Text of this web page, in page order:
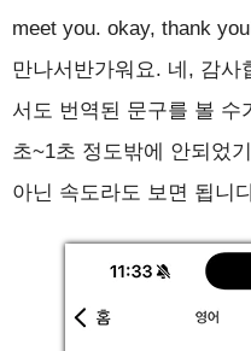
meet you. okay, thank
만나서반가워요. 네, 감사
서도 번역된 문구를 볼 수
초~1초 정도밖에 안되었
아닌 속도라도 보면 됩니